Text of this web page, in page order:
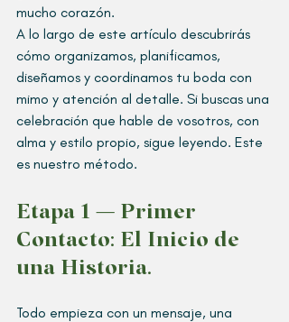
mucho corazón.
A lo largo de este artículo descubrirás
cómo organizamos, planificamos,
diseñamos y coordinamos tu boda con
mimo y atención al detalle. Si buscas una
celebración que hable de vosotros, con
alma y estilo propio, sigue leyendo. Este
es nuestro método.
Etapa 1 — Primer
Contacto: El Inicio de
una Historia.
Todo empieza con un mensaje, una